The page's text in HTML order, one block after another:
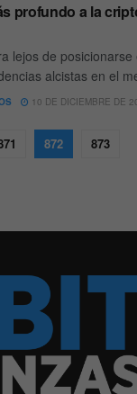
profundo a la
lejos de
alcistas en el
10 DE DICIEMBRE DE
872 873